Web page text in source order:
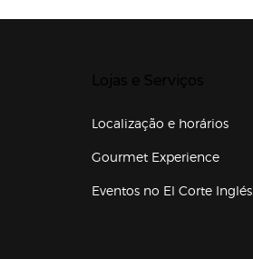
Localização e horários
Gourmet Experience
Eventos no El Corte Inglés